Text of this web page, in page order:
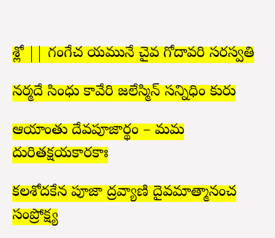
శ్లో || గంగేచ యమునే చైవ గోదావరి సరస్వతి
నర్మదే సింధు కావేరి జలేస్మిన్ సన్నిధిం కురు
ఆయాంతు దేవపూజార్థం – మమ
దురితక్షయకారకాః
కలశోదకేన పూజా ద్రవ్యాణి దైవమాత్మానంచ
సంప్రోక్ష్య